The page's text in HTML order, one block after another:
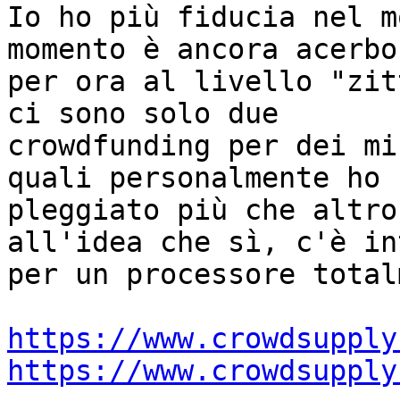
Io ho più fiducia nel
momento è ancora
per ora al livello
ci sono solo due
crowdfunding per dei
quali personalmente ho
pleggiato più che
all'idea che sì, c'è
per un processore
https://
https://